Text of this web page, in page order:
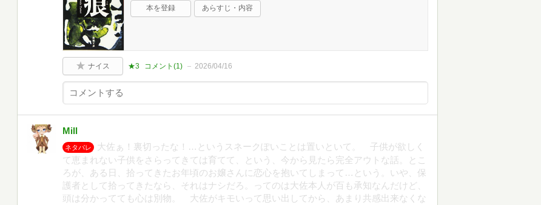
本を登録 あらすじ・内容
ナイス ★3 コメント(1) 2026/04/16
Mill
ネタバレ
大佐ぁ！裏切ったな！…というスネークぽいことは置いといて。 子供が欲しく
て恵まれない子供をさらってきては育てて、という、今から見たら完全アウトな話。とこ
ろが、ある日、拾ってきたお年頃のお嬢さんに恋心を抱いてしまって…という。いや、保
護者として拾ってきたなら、それはナシだろ。ってのは大佐本人が百も承知なんだけど、
頭は分かってても心は別物。 大佐がキモいって思い出してから、あまり共感出来なくな